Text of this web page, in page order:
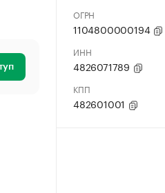
ОГРН
1104800000194
ИНН
4826071789
КПП
482601001